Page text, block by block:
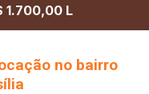
1.700,00 L
no bairro